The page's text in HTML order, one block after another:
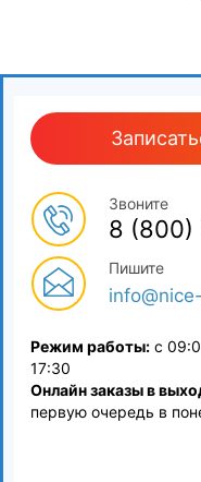
Звоните
8 (800)
Пишите
Режим работы: с
17:30
Онлайн заказы в
первую очередь в